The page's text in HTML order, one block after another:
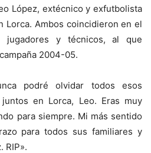
López, extécnico y exfutbolista
Lorca. Ambos coincidieron en el
jugadores y técnicos, al que
2004-05.
podré olvidar todos esos
en Lorca, Leo. Eras muy
para siempre. Mi más sentido
para todos sus familiares y
RIP».